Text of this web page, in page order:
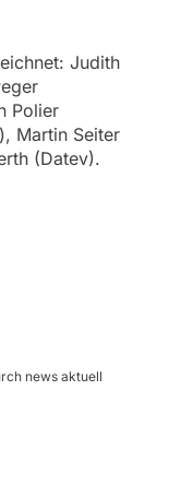
Judith
Polier
Martin Seiter
(Datev).
news aktuell